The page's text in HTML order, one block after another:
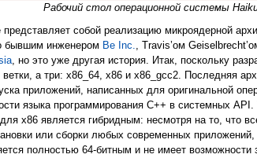
Рабочий стол операционной системы
представляет собой реализацию микроядерной
бывшим инженером Be Inc., Travis’ом
, но это уже другая история. Итак, поскольку
а три: x86_64, x86 и x86_gcc2. Последняя
приложений, написанных для оригинальной
языка программирования C++ в системных
x86 является гибридным: несмотря на то, что
или сборки любых современных
полностью 64-битным и не имеет